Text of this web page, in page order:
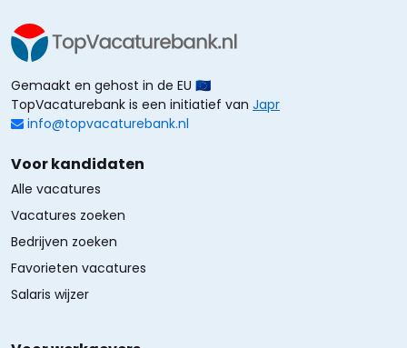
Gemaakt en gehost in de EU 🇪🇺
TopVacaturebank is een initiatief van Japr
info@topvacaturebank.nl
Voor kandidaten
Alle vacatures
Vacatures zoeken
Bedrijven zoeken
Favorieten vacatures
Salaris wijzer